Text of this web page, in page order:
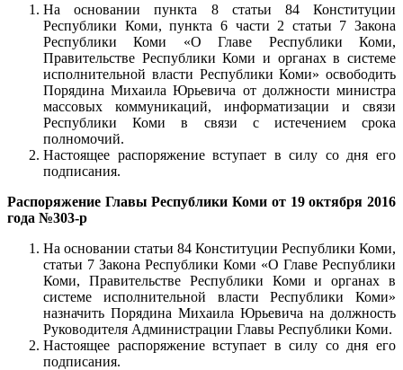
На основании пункта 8 статьи 84 Конституции
Республики Коми, пункта 6 части 2 статьи 7 Закона
Республики Коми «О Главе Республики Коми,
Правительстве Республики Коми и органах в системе
исполнительной власти Республики Коми» освободить
Порядина Михаила Юрьевича от должности министра
массовых коммуникаций, информатизации и связи
Республики Коми в связи с истечением срока
полномочий.
Настоящее распоряжение вступает в силу со дня его
подписания.
Распоряжение Главы Республики Коми от 19 октября 2016
года №303-р
На основании статьи 84 Конституции Республики Коми,
статьи 7 Закона Республики Коми «О Главе Республики
Коми, Правительстве Республики Коми и органах в
системе исполнительной власти Республики Коми»
назначить Порядина Михаила Юрьевича на должность
Руководителя Администрации Главы Республики Коми.
Настоящее распоряжение вступает в силу со дня его
подписания.